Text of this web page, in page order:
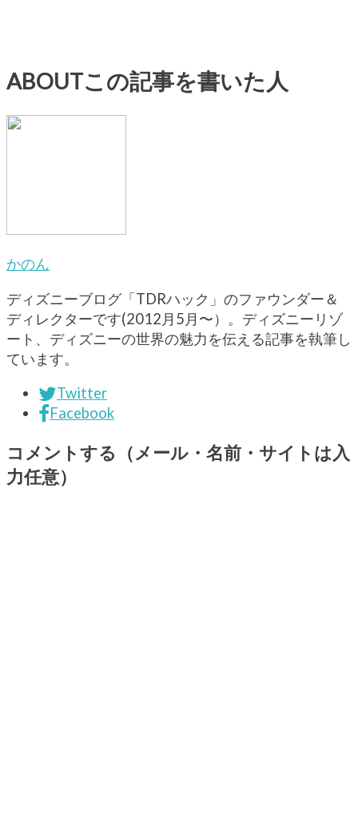
ABOUTこの記事を書いた人
かのん
ディズニーブログ「TDRハック」のファウンダー＆
ディレクターです(2012月5月〜）。ディズニーリゾ
ート、ディズニーの世界の魅力を伝える記事を執筆し
ています。
Twitter
Facebook
コメントする（メール・名前・サイトは入
力任意）